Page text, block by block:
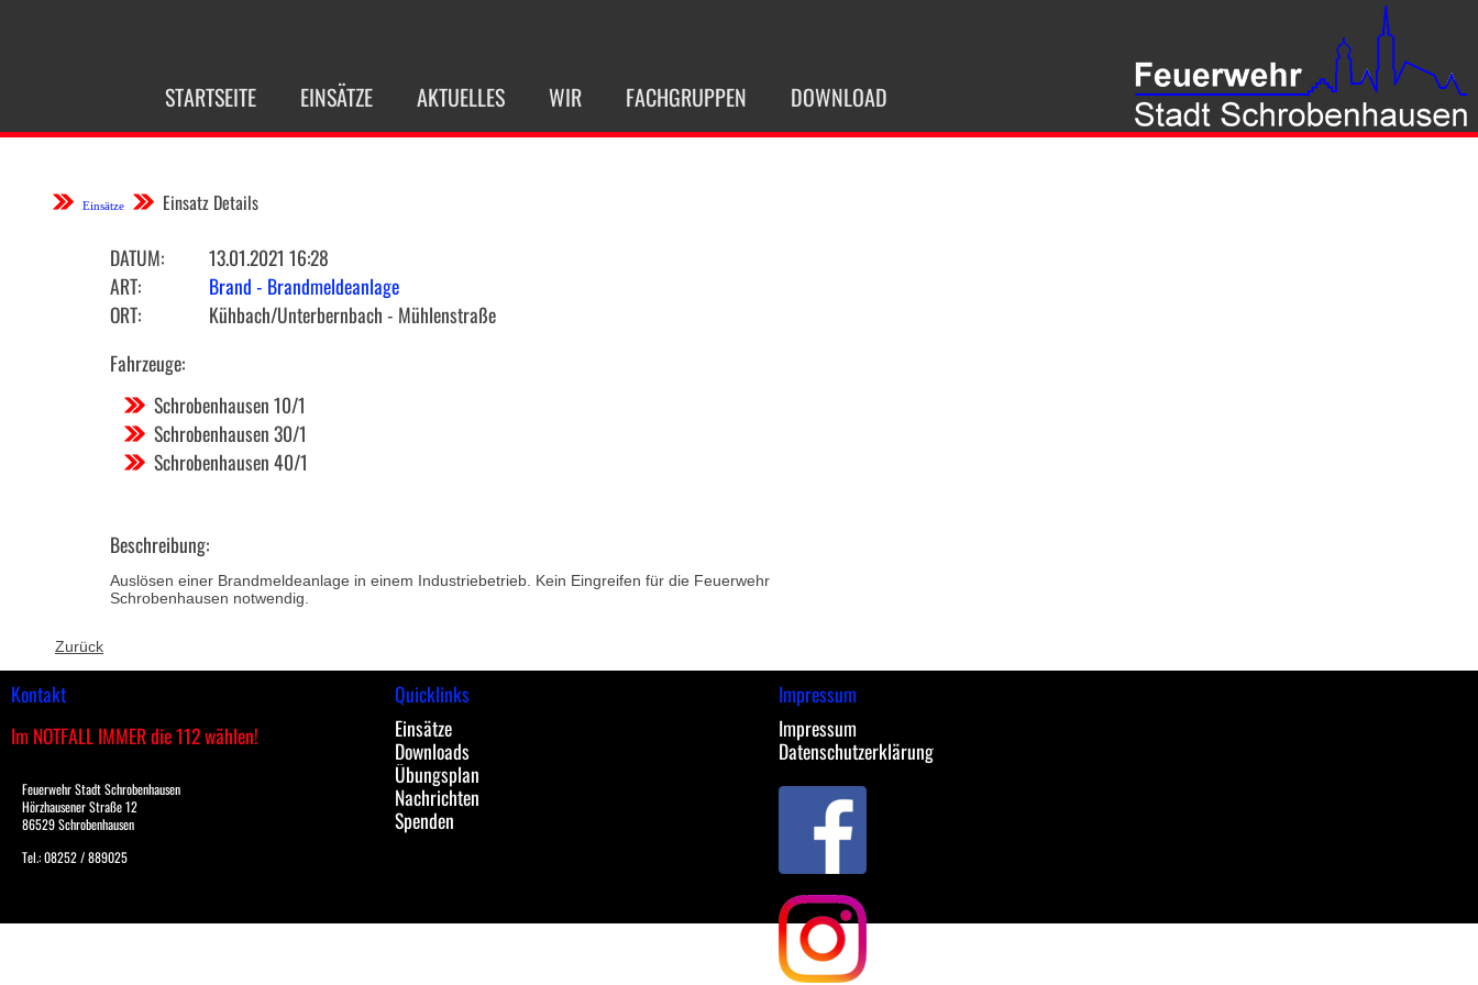
STARTSEITE EINSÄTZE AKTUELLES WIR FACHGRUPPEN DOWNLOAD
Einsätze Einsatz Details
DATUM:
13.01.2021 16:28
ART:
Brand - Brandmeldeanlage
ORT:
Kühbach/Unterbernbach - Mühlenstraße
Fahrzeuge:
Schrobenhausen 10/1
Schrobenhausen 30/1
Schrobenhausen 40/1
Beschreibung:
Auslösen einer Brandmeldeanlage in einem Industriebetrieb. Kein Eingreifen für die Feuerwehr
Schrobenhausen notwendig.
Zurück
Kontakt
Im NOTFALL IMMER die 112 wählen!
Feuerwehr Stadt Schrobenhausen
Hörzhausener Straße 12
86529 Schrobenhausen
Tel.: 08252 / 889025
Quicklinks
Einsätze
Downloads
Übungsplan
Nachrichten
Spenden
Impressum
Impressum
Datenschutzerklärung